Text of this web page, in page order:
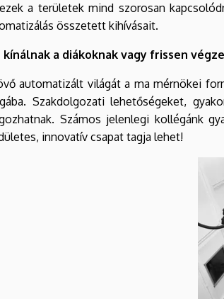
a területek mind szorosan
összetett kihívásait.
kínálnak a diákoknak vagy frissen
automatizált világát a ma mérnökei
Szakdolgozati lehetőségeket,
Számos jelenlegi kollégánk
innovatív csapat tagja lehet!